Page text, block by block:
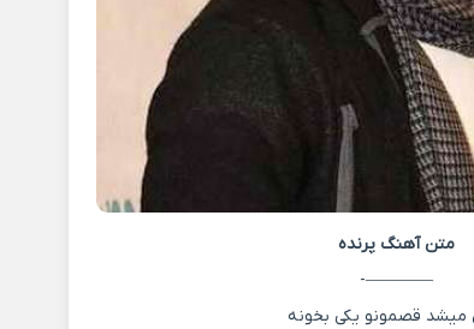
متن آهنگ پرنده
————-
قصمونو یکی بخونه